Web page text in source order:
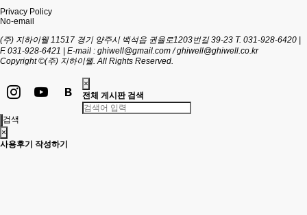
Privacy Policy
No-email
(주) 지하이웰 11517 경기 양주시 백석읍 권율로1203번길 39-23 T. 031-928-6420 |
F. 031-928-6421 | E-mail : ghiwell@gmail.com / ghiwell@ghiwell.co.kr
Copyright ©(주) 지하이웰. All Rights Reserved.
×
전체 게시판 검색
검색
×
사용후기 작성하기